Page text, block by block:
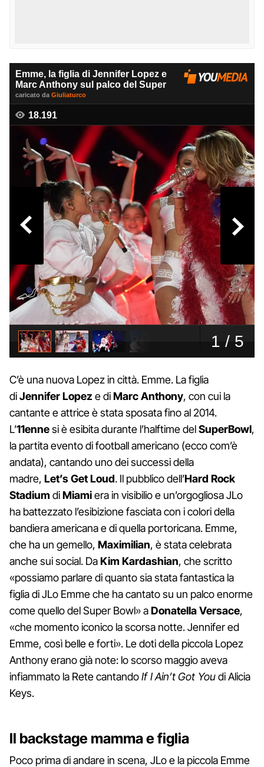
C’è una nuova Lopez in città. Emme. La figlia
diJennifer Lopez e diMarc Anthony, con cui la
cantante e attrice è stata sposata fino al 2014.
L’11ennesi è esibita durante l’halftime delSuperBowl,
la partita evento di football americano (ecco com’è
andata), cantando uno dei successi della
madre, Let’s Get Loud. Il pubblico dell’Hard Rock
Stadium diMiamiera in visibilio e un’orgogliosa JLo
ha battezzato l’esibizione fasciata con i colori della
bandiera americana e di quella portoricana. Emme,
che ha un gemello, Maximilian, è stata celebrata
anche sui social. DaKim Kardashian, che scritto
«possiamo parlare di quanto sia stata fantastica la
figlia di JLo Emme che ha cantato su un palco enorme
come quello del Super Bowl» aDonatella Versace,
«che momento iconico la scorsa notte. Jennifer ed
Emme, così belle e forti». Le doti della piccola Lopez
Anthony erano già note: lo scorso maggio aveva
infiammato la Rete cantandoIf I Ain’t Got Youdi Alicia
Keys.
Il backstage mamma e figlia
Poco prima di andare in scena, JLo e la piccola Emme